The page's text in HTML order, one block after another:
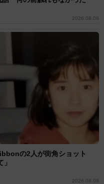
2026.08.08
の2人が街角ショット
2026.08.08